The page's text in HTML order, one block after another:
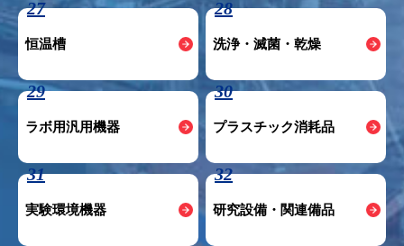
27
恒温槽
28
洗浄・滅菌・乾燥
29
ラボ用汎用機器
30
プラスチック消耗品
31
実験環境機器
32
研究設備・関連備品